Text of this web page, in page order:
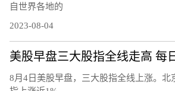
自世界各地的
2023-08-04
8月4日美股早盘，三大股指全线上涨。北